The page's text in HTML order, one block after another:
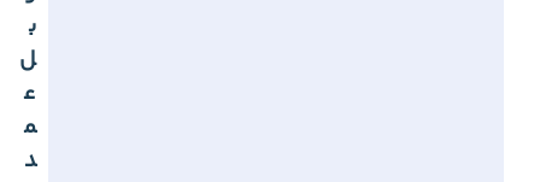
ب
ل
ع
م
د